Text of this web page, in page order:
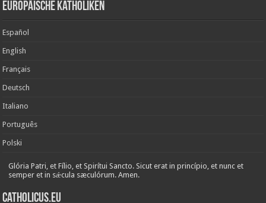
Europäische Katholiken
Español
English
Français
Deutsch
Italiano
Português
Polski
Glória Patri, et Fílio, et Spirítui Sancto. Sicut erat in princípio, et nunc et
semper et in sǽcula sæculórum. Amen.
Catholicus.eu